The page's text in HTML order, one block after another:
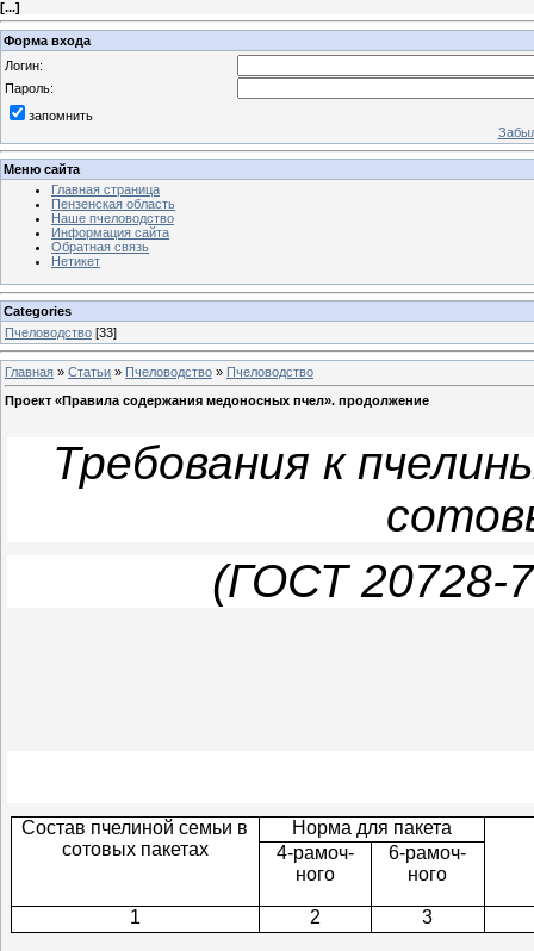
[...]
Форма входа
Логин:
Пароль:
запомнить
Меню сайта
Главная страница
Пензенская область
Наше пчеловодство
Информация сайта
Обратная связь
Нетикет
Categories
Пчеловодство [33]
Главная » Статьи » Пчеловодство » Пчеловодство
Проект «Правила содержания медоносных пчел». продолжение
Требования к
(ГОСТ 20728-
Состав пчелиной семьи в
сотовых пакетах
Норма для пакета
4-рамоч-
ного
6-рамоч-
ного
1 2 3